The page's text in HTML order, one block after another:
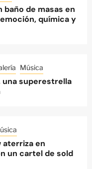
baño de masas en
química y
Música
una superestrella
aterriza en
un cartel de sold